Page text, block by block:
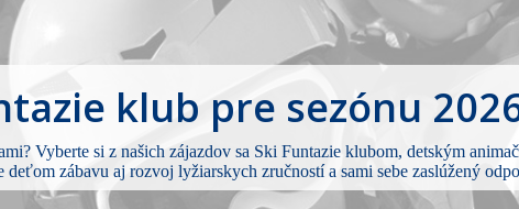
klub pre sezónu
Vyberte si z našich zájazdov sa Ski Funtazie klubom, detským
deťom zábavu aj rozvoj lyžiarskych zručností a sami sebe zaslúžený